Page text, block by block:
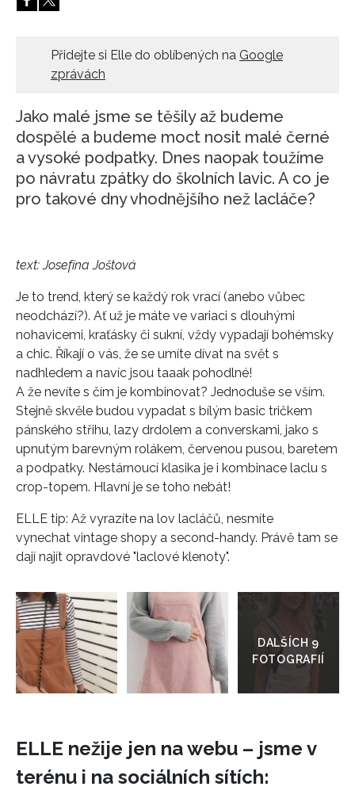
Přidejte si Elle do oblíbených na Google
zprávách
Jako malé jsme se těšily až budeme
dospělé a budeme moct nosit malé černé
a vysoké podpatky. Dnes naopak toužíme
po návratu zpátky do školních lavic. A co je
pro takové dny vhodnějšího než lacláče?
text: Josefína Joštová
Je to trend, který se každý rok vrací (anebo vůbec
neodchází?). Ať už je máte ve variaci s dlouhými
nohavicemi, kraťásky či sukní, vždy vypadají bohémsky
a chic. Říkají o vás, že se umíte dívat na svět s
nadhledem a navíc jsou taaak pohodlné!
A že nevíte s čím je kombinovat? Jednoduše se vším.
Stejně skvěle budou vypadat s bílým basic tričkem
pánského střihu, lazy drdolem a converskami, jako s
upnutým barevným rolákem, červenou pusou, baretem
a podpatky. Nestárnoucí klasika je i kombinace laclu s
crop-topem. Hlavní je se toho nebát!
ELLE tip: Až vyrazíte na lov lacláčů, nesmíte
vynechat vintage shopy a second-handy. Právě tam se
dají najít opravdové "laclové klenoty".
galerie
ELLE nežije jen na webu – jsme v
terénu i na sociálních sítích: